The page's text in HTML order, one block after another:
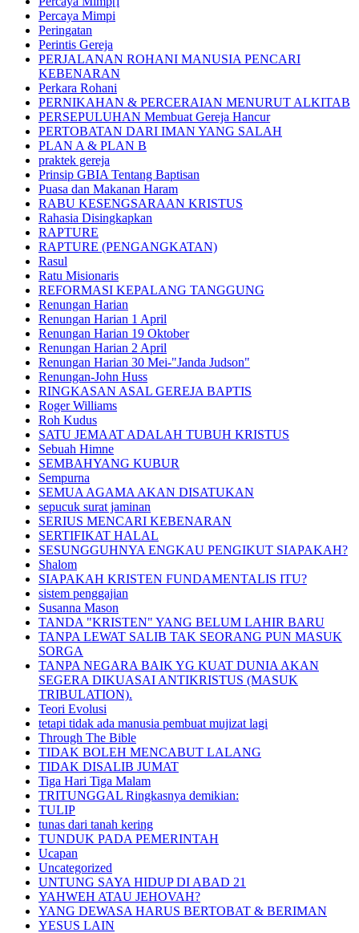
Percaya Mimpi
Peringatan
Perintis Gereja
PERJALANAN ROHANI MANUSIA PENCARI
KEBENARAN
Perkara Rohani
PERNIKAHAN & PERCERAIAN MENURUT ALKITAB
PERSEPULUHAN Membuat Gereja Hancur
PERTOBATAN DARI IMAN YANG SALAH
PLAN A & PLAN B
praktek gereja
Prinsip GBIA Tentang Baptisan
Puasa dan Makanan Haram
RABU KESENGSARAAN KRISTUS
Rahasia Disingkapkan
RAPTURE
RAPTURE (PENGANGKATAN)
Rasul
Ratu Misionaris
REFORMASI KEPALANG TANGGUNG
Renungan Harian
Renungan Harian 1 April
Renungan Harian 19 Oktober
Renungan Harian 2 April
Renungan Harian 30 Mei-"Janda Judson"
Renungan-John Huss
RINGKASAN ASAL GEREJA BAPTIS
Roger Williams
Roh Kudus
SATU JEMAAT ADALAH TUBUH KRISTUS
Sebuah Himne
SEMBAHYANG KUBUR
Sempurna
SEMUA AGAMA AKAN DISATUKAN
sepucuk surat jaminan
SERIUS MENCARI KEBENARAN
SERTIFIKAT HALAL
SESUNGGUHNYA ENGKAU PENGIKUT SIAPAKAH?
Shalom
SIAPAKAH KRISTEN FUNDAMENTALIS ITU?
sistem penggajian
Susanna Mason
TANDA "KRISTEN" YANG BELUM LAHIR BARU
TANPA LEWAT SALIB TAK SEORANG PUN MASUK
SORGA
TANPA NEGARA BAIK YG KUAT DUNIA AKAN
SEGERA DIKUASAI ANTIKRISTUS (MASUK
TRIBULATION).
Teori Evolusi
tetapi tidak ada manusia pembuat mujizat lagi
Through The Bible
TIDAK BOLEH MENCABUT LALANG
TIDAK DISALIB JUMAT
Tiga Hari Tiga Malam
TRITUNGGAL Ringkasnya demikian:
TULIP
tunas dari tanah kering
TUNDUK PADA PEMERINTAH
Ucapan
Uncategorized
UNTUNG SAYA HIDUP DI ABAD 21
YAHWEH ATAU JEHOVAH?
YANG DEWASA HARUS BERTOBAT & BERIMAN
YESUS LAIN